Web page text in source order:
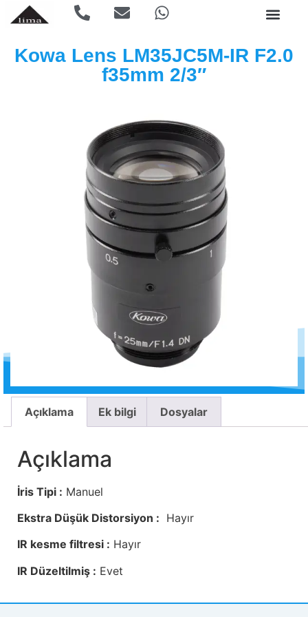
Kowa Lens LM35JC5M-IR F2.0
f35mm 2/3″
Açıklama Ek bilgi Dosyalar
Açıklama
İris Tipi : Manuel
Ekstra Düşük Distorsiyon : Hayır
IR kesme filtresi : Hayır
IR Düzeltilmiş : Evet